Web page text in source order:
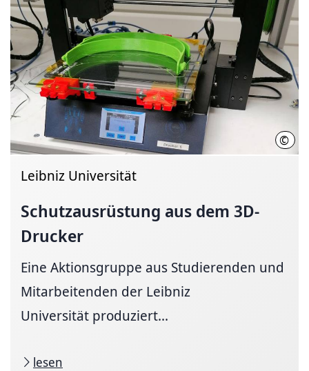
© IPH
Leibniz Universität
Schutzausrüstung aus dem 3D-
Drucker
Eine Aktionsgruppe aus Studierenden und
Mitarbeitenden der Leibniz
Universität produziert...
lesen